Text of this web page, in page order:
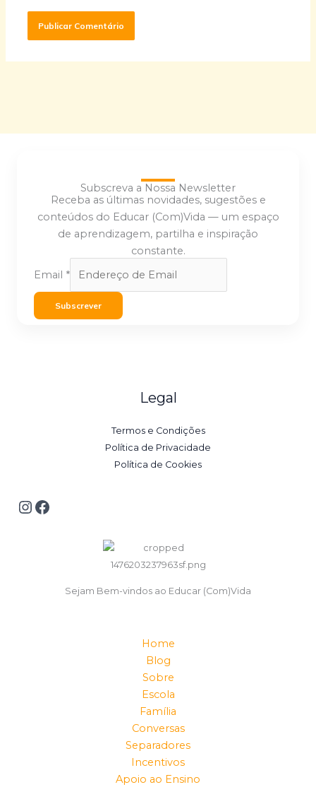
Subscreva a Nossa Newsletter
Receba as últimas novidades, sugestões e
conteúdos do Educar (Com)Vida — um espaço
de aprendizagem, partilha e inspiração
constante.
Email *
Subscrever
Legal
Termos e Condições
Política de Privacidade
Política de Cookies
Sejam Bem-vindos ao Educar (Com)Vida
Home
Blog
Sobre
Escola
Família
Conversas
Separadores
Incentivos
Apoio ao Ensino